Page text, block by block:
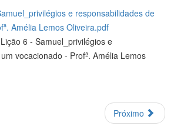
e responsabilidades de
Amélia Lemos Oliveira.pdf
6 - Samuel_privilégios e
vocacionado - Profª. Amélia Lemos
Próximo